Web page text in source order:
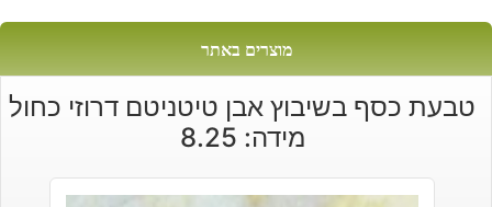
מוצרים באתר
טבעת כסף בשיבוץ אבן טיטניטם דרוזי כחול
מידה: 8.25